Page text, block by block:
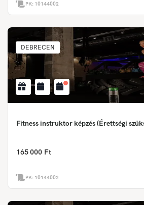
PK: 10144002
DEBRECEN
Fitness instruktor képzés (Érettségi
165 000 Ft
PK: 10144002